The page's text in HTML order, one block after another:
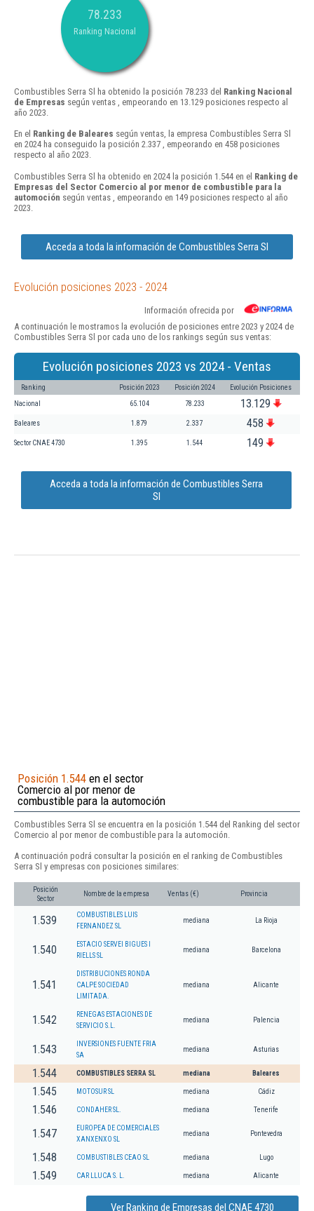
78.233
Ranking Nacional
Combustibles Serra Sl ha obtenido la posición 78.233 del Ranking Nacional
de Empresas según ventas , empeorando en 13.129 posiciones respecto al
año 2023.
En el Ranking de Baleares según ventas, la empresa Combustibles Serra Sl
en 2024 ha conseguido la posición 2.337 , empeorando en 458 posiciones
respecto al año 2023.
Combustibles Serra Sl ha obtenido en 2024 la posición 1.544 en el Ranking de
Empresas del Sector Comercio al por menor de combustible para la
automoción según ventas , empeorando en 149 posiciones respecto al año
2023.
Acceda a toda la información de Combustibles Serra Sl
Evolución posiciones 2023 - 2024
Información ofrecida por
A continuación le mostramos la evolución de posiciones entre 2023 y 2024 de
Combustibles Serra Sl por cada uno de los rankings según sus ventas:
Evolución posiciones 2023 vs 2024 - Ventas
Ranking Posición 2023 Posición 2024 Evolución Posiciones
Nacional 65.104 78.233 13.129
Baleares 1.879 2.337 458
Sector CNAE 4730 1.395 1.544 149
Acceda a toda la información de Combustibles Serra
Sl
Posición 1.544 en el sector
Comercio al por menor de
combustible para la automoción
Combustibles Serra Sl se encuentra en la posición 1.544 del Ranking del sector
Comercio al por menor de combustible para la automoción.
A continuación podrá consultar la posición en el ranking de Combustibles
Serra Sl y empresas con posiciones similares:
Posición
Sector
Nombre de la empresa Ventas (€) Provincia
1.539
COMBUSTIBLES LUIS
FERNANDEZ SL
mediana La Rioja
1.540
ESTACIO SERVEI BIGUES I
RIELLS SL
mediana Barcelona
1.541
DISTRIBUCIONES RONDA
CALPE SOCIEDAD
LIMITADA.
mediana Alicante
1.542
RENEGAS ESTACIONES DE
SERVICIO S.L.
mediana Palencia
1.543
INVERSIONES FUENTE FRIA
SA
mediana Asturias
1.544 COMBUSTIBLES SERRA SL mediana Baleares
1.545 MOTOSUR SL mediana Cádiz
1.546 CONDAHER SL. mediana Tenerife
1.547
EUROPEA DE COMERCIALES
XANXENXO SL
mediana Pontevedra
1.548 COMBUSTIBLES CEAO SL mediana Lugo
1.549 CAR LLUCA S. L. mediana Alicante
Ver Ranking de Empresas del CNAE 4730